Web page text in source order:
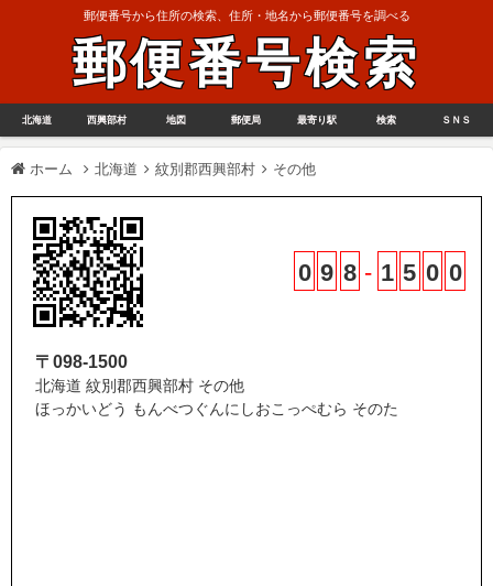
郵便番号から住所の検索、住所・地名から郵便番号を調べる
郵便番号検索
北海道 西興部村 地図 郵便局 最寄り駅 検索 ＳＮＳ
ホーム 北海道 紋別郡西興部村 その他
0 9 8 - 1 5 0 0
〒098-1500
北海道 紋別郡西興部村 その他
ほっかいどう もんべつぐんにしおこっぺむら そのた